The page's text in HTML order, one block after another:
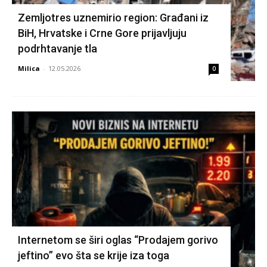
Zemljotres uznemirio region: Građani iz
BiH, Hrvatske i Crne Gore prijavljuju
podrhtavanje tla
Milica - 12.05.2026 0
Internetom se širi oglas “Prodajem gorivo
jeftino” evo šta se krije iza toga